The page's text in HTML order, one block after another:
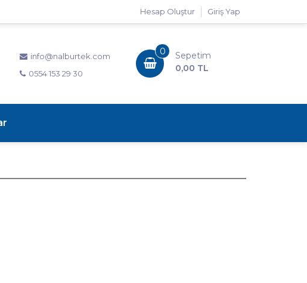
Giriş Yap
Hesap Oluştur
info@nalburtek.com
0554 153 29 30
0
Sepetim
0,00 TL